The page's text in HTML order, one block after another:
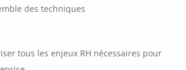
des techniques
tous les enjeux RH nécessaires pour